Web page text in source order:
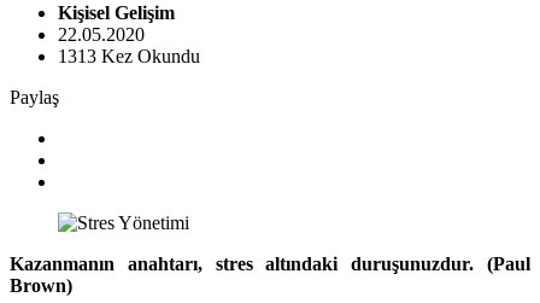
Kişisel Gelişim
22.05.2020
1313 Kez Okundu
Paylaş
Kazanmanın anahtarı, stres altındaki duruşunuzdur. (Paul
Brown)